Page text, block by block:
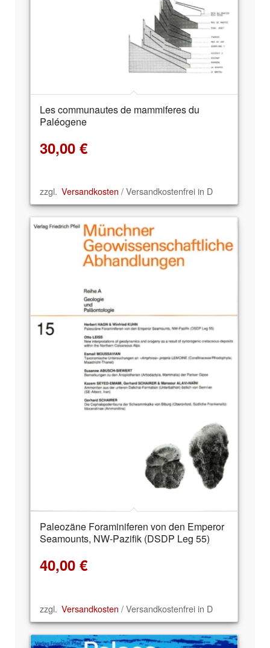
Les communautes de mammiferes du
Paléogene
30,00 €
zzgl. Versandkosten / Versandkostenfrei in D
Paleozäne Foraminiferen von den Emperor
Seamounts, NW-Pazifik (DSDP Leg 55)
40,00 €
zzgl. Versandkosten / Versandkostenfrei in D